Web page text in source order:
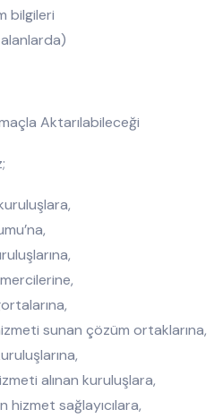
bilgileri
Aktarılabileceği
sunan çözüm ortaklarına,
alınan kuruluşlara,
hizmet sağlayıcılara,